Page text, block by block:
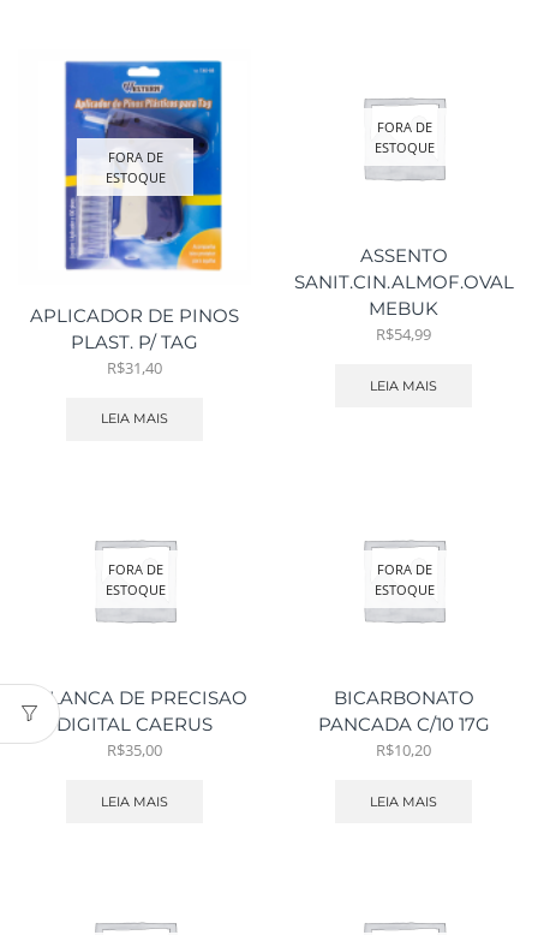
FORA DE
ESTOQUE
APLICADOR DE PINOS
PLAST. P/ TAG
R$31,40
LEIA MAIS
FORA DE
ESTOQUE
ASSENTO
SANIT.CIN.ALMOF.OVAL
MEBUK
R$54,99
LEIA MAIS
FORA DE
ESTOQUE
BALANCA DE PRECISAO
DIGITAL CAERUS
R$35,00
LEIA MAIS
FORA DE
ESTOQUE
BICARBONATO
PANCADA C/10 17G
R$10,20
LEIA MAIS